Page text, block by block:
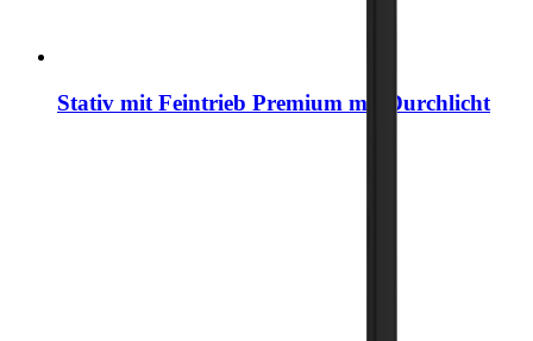
Stativ mit Feintrieb Premium mit Durchlicht